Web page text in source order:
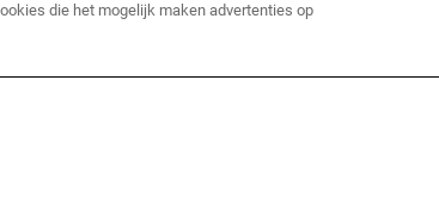
die het mogelijk maken advertenties op